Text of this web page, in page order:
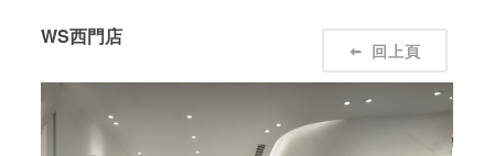
WS西門店
回上頁